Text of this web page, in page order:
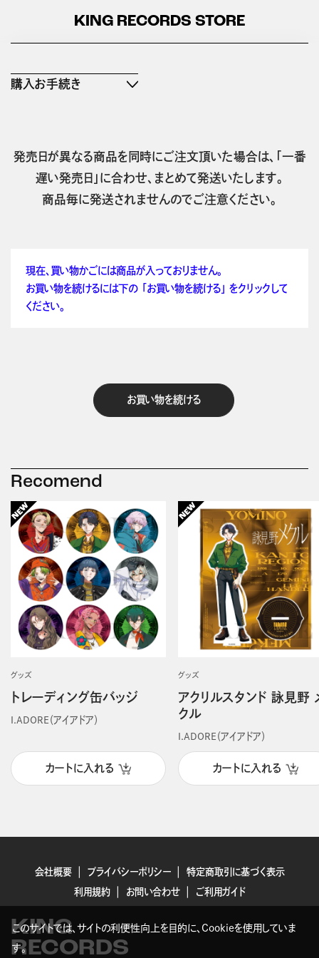
KING RECORDS STORE
購入お手続き
発売日が異なる商品を同時にご注文頂いた場合は、「一番
遅い発売日」に合わせ、まとめて発送いたします。
商品毎に発送されませんのでご注意ください。
現在、買い物かごには商品が入っておりません。
お買い物を続けるには下の 「お買い物を続ける」 をクリックして
ください。
お買い物を続ける
Recomend
グッズ
トレーディング缶バッジ
I.ADORE（アイアドア）
カートに入れる
グッズ
アクリルスタンド 詠見野
クル
I.ADORE（アイアドア）
カートに入れる
会社概要 プライバシーポリシー
特定商取引に基づく表示
利用規約
お問い合わせ ご利用ガイド
KING
RECORDS
このサイトでは、サイトの利便性向上を目的に、Cookieを使用していま
す。